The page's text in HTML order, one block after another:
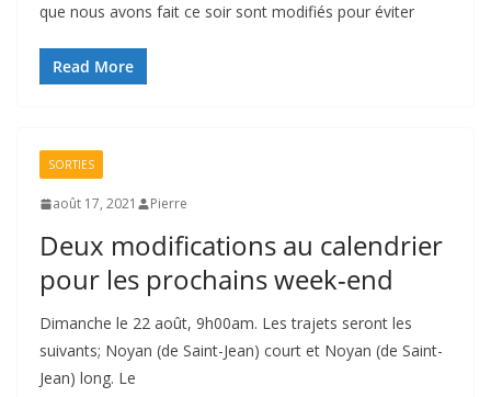
que nous avons fait ce soir sont modifiés pour éviter
Read More
SORTIES
août 17, 2021 Pierre
Deux modifications au calendrier
pour les prochains week-end
Dimanche le 22 août, 9h00am. Les trajets seront les
suivants; Noyan (de Saint-Jean) court et Noyan (de Saint-
Jean) long. Le